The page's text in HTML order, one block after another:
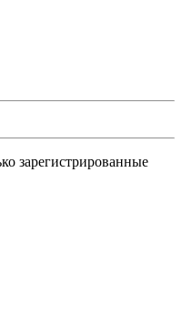
зарегистрированные